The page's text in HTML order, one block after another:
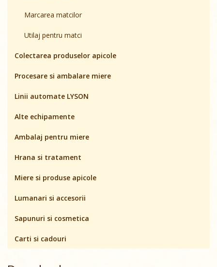
Marcarea matcilor
Utilaj pentru matci
Colectarea produselor apicole
Procesare si ambalare miere
Linii automate LYSON
Alte echipamente
Ambalaj pentru miere
Hrana si tratament
Miere si produse apicole
Lumanari si accesorii
Sapunuri si cosmetica
Carti si cadouri